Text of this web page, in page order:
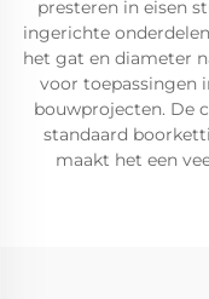
presteren in eisen
ingerichte
het gat en diameter
voor toepassingen
bouwprojecten. De
standaard
maakt het een